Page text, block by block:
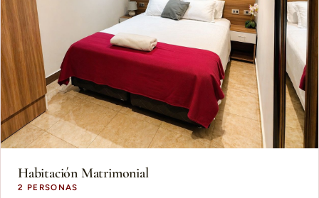
Habitación Matrimonial
2 PERSONAS